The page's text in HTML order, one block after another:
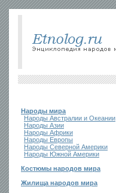
Народы мира
Народы Австралии и Океании
Народы Азии
Народы Африки
Народы Европы
Народы Северной Америки
Народы Южной Америки
Костюмы народов мира
Жилища народов мира